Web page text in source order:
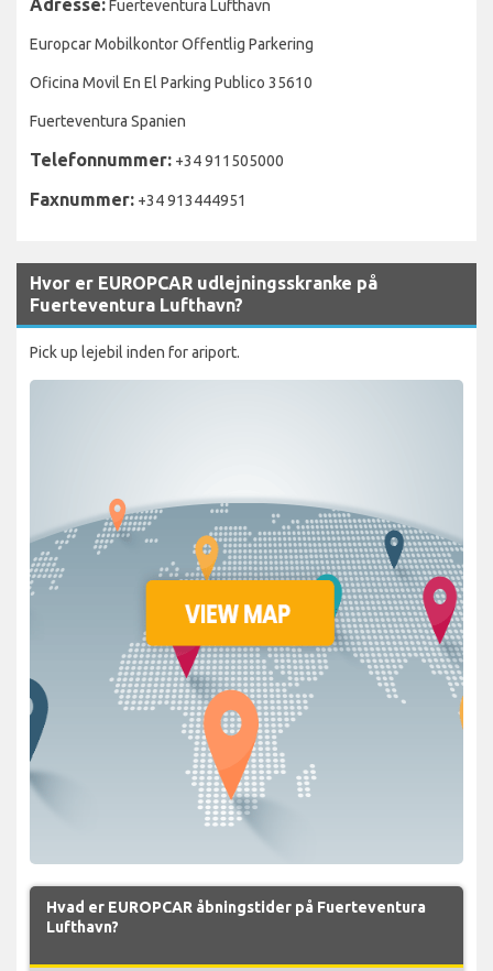
Fuerteventura Lufthavn
Europcar Mobilkontor Offentlig Parkering
Oficina Movil En El Parking Publico 35610
Fuerteventura Spanien
Telefonnummer: +34 911505000
Faxnummer: +34 913444951
Hvor er EUROPCAR udlejningsskranke på
Fuerteventura Lufthavn?
Pick up lejebil inden for ariport.
Hvad er EUROPCAR åbningstider på Fuerteventura
Lufthavn?